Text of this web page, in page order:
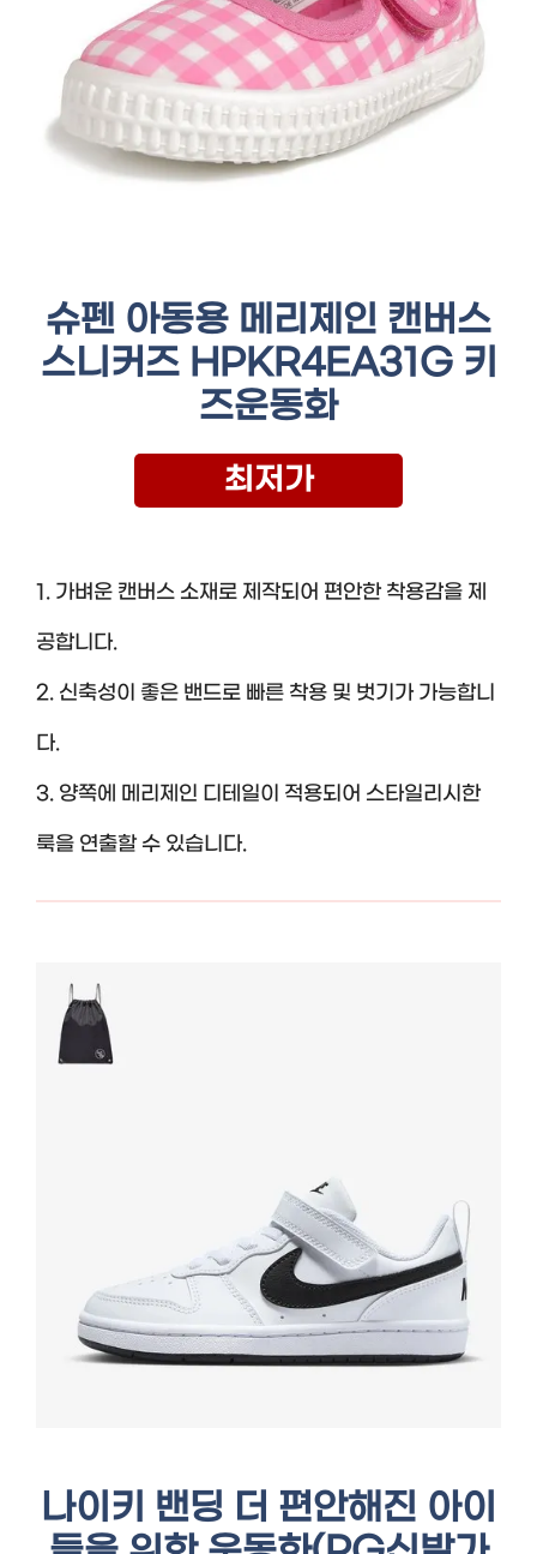
슈펜 아동용 메리제인 캔버스
스니커즈 HPKR4EA31G 키
즈운동화
최저가
1. 가벼운 캔버스 소재로 제작되어 편안한 착용감을 제
공합니다.
2. 신축성이 좋은 밴드로 빠른 착용 및 벗기가 가능합니
다.
3. 양쪽에 메리제인 디테일이 적용되어 스타일리시한
룩을 연출할 수 있습니다.
나이키 밴딩 더 편안해진 아이